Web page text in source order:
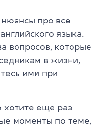
про все
языка.
вопросов, которые
в жизни,
ими при
хотите еще раз
моменты по теме,